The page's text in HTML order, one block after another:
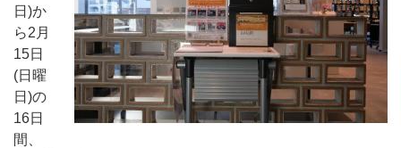
日)か
ら2月
15日
(日曜
日)の
16日
間、